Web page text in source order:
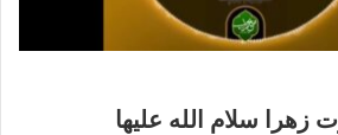
سلام الله علیها